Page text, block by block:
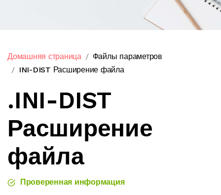
Домашняя страница
Файлы параметров
INI-DIST Расширение файла
.INI-DIST
Расширение
файла
Проверенная информация